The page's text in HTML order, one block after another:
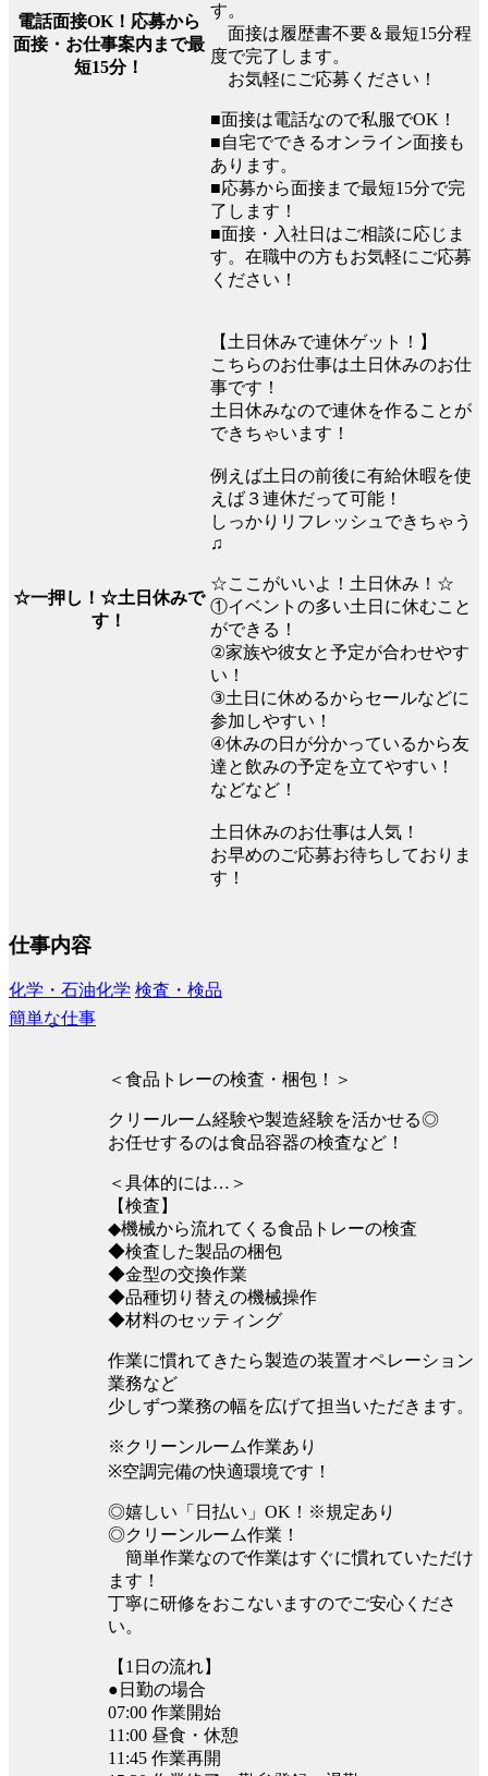
電話面接OK！応募から
面接・お仕事案内まで最
短15分！
す。
面接は履歴書不要＆最短15分程
度で完了します。
お気軽にご応募ください！
■面接は電話なので私服でOK！
■自宅でできるオンライン面接も
あります。
■応募から面接まで最短15分で完
了します！
■面接・入社日はご相談に応じま
す。在職中の方もお気軽にご応募
ください！
☆一押し！☆土日休みで
す！
【土日休みで連休ゲット！】
こちらのお仕事は土日休みのお仕
事です！
土日休みなので連休を作ることが
できちゃいます！
例えば土日の前後に有給休暇を使
えば３連休だって可能！
しっかりリフレッシュできちゃう
♫
☆ここがいいよ！土日休み！☆
①イベントの多い土日に休むこと
ができる！
②家族や彼女と予定が合わせやす
い！
③土日に休めるからセールなどに
参加しやすい！
④休みの日が分かっているから友
達と飲みの予定を立てやすい！
などなど！
土日休みのお仕事は人気！
お早めのご応募お待ちしておりま
す！
仕事内容
化学・石油化学 検査・検品
簡単な仕事
＜食品トレーの検査・梱包！＞
クリールーム経験や製造経験を活かせる◎
お任せするのは食品容器の検査など！
＜具体的には…＞
【検査】
◆機械から流れてくる食品トレーの検査
◆検査した製品の梱包
◆金型の交換作業
◆品種切り替えの機械操作
◆材料のセッティング
作業に慣れてきたら製造の装置オペレーション
業務など
少しずつ業務の幅を広げて担当いただきます。
※クリーンルーム作業あり
※空調完備の快適環境です！
◎嬉しい「日払い」OK！※規定あり
◎クリーンルーム作業！
簡単作業なので作業はすぐに慣れていただけ
ます！
丁寧に研修をおこないますのでご安心くださ
い。
【1日の流れ】
●日勤の場合
07:00 作業開始
11:00 昼食・休憩
11:45 作業再開